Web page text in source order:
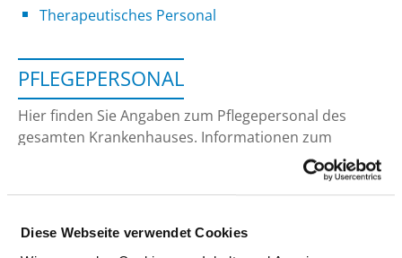
Diese Webseite verwendet Cookies
Therapeutisches Personal
PFLEGEPERSONAL
Hier finden Sie Angaben zum Pflegepersonal des
gesamten Krankenhauses. Informationen zum
Personal der einzelnen Fachabteilungen finden Sie